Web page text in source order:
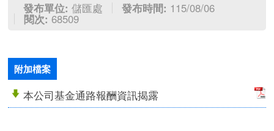
發布單位: 儲匯處 發布時間: 115/08/06
閱次: 68509
附加檔案
本公司基金通路報酬資訊揭露